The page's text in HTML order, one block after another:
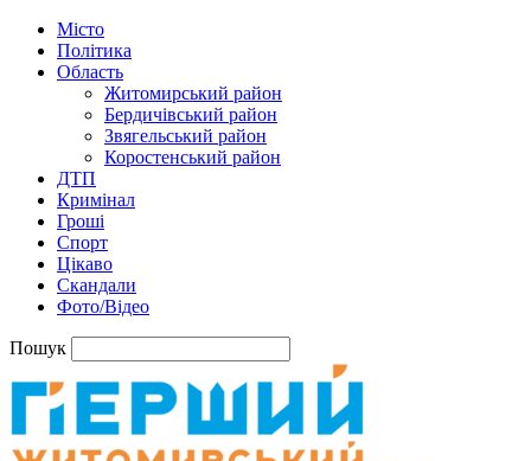
Місто
Політика
Область
Житомирський район
Бердичівський район
Звягельський район
Коростенський район
ДТП
Кримінал
Гроші
Спорт
Цікаво
Скандали
Фото/Відео
Пошук